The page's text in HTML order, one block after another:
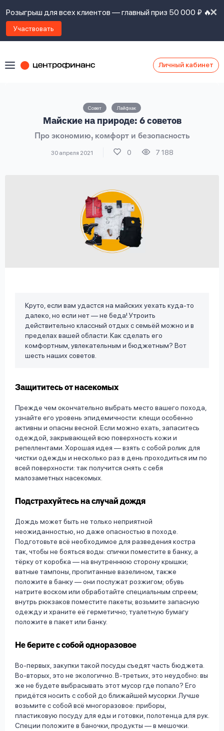
Розыгрыш для всех клиентов — главный приз 50 000 ₽ 🔥
Участвовать
Личный кабинет
Совет Лайфхак
Майские на природе: 6 советов
Про экономию, комфорт и безопасность
30 апреля 2021 0 7 188
Круто, если вам удастся на майских уехать куда-то
далеко, но если нет — не беда! Утроить
действительно классный отдых с семьёй можно и в
пределах вашей области. Как сделать его
комфортным, увлекательным и бюджетным? Вот
шесть наших советов.
Защититесь от насекомых
Прежде чем окончательно выбрать место вашего похода,
узнайте его уровень эпидемичности: клещи особенно
активны и опасны весной. Если можно ехать, запаситесь
одеждой, закрывающей всю поверхность кожи и
репеллентами. Хорошая идея — взять с собой ролик для
чистки одежды и несколько раз в день проходиться им по
всей поверхности: так получится снять с себя
малозаметных насекомых.
Подстрахуйтесь на случай дождя
Дождь может быть не только неприятной
неожиданностью, но даже опасностью в походе.
Подготовьте всё необходимое для разведения костра
так, чтобы не бояться воды: спички поместите в банку, а
тёрку от коробка — на внутреннюю сторону крышки;
ватные тампоны, пропитанные вазелином, также
положите в банку — они послужат розжигом; обувь
натрите воском или обработайте специальным спреем;
внутрь рюкзаков поместите пакеты; возьмите запасную
одежду и храните её герметично; туалетную бумагу
положите в пакет или банку.
Не берите с собой одноразовое
Во-первых, закупки такой посуды съедят часть бюджета.
Во-вторых, это не экологично. В-третьих, это неудобно: вы
же не будете выбрасывать этот мусор где попало? Его
придётся носить с собой до ближайшей мусорки. Лучше
возьмите с собой всё многоразовое: приборы,
пластиковую посуду для еды и готовки, полотенца для рук.
Специи положите в баночки, продукты — в мешочки.
Оформить заявку
Войти под другим номером
контакты
Ответы
на
вопросы
правилами
предоставления
займов,